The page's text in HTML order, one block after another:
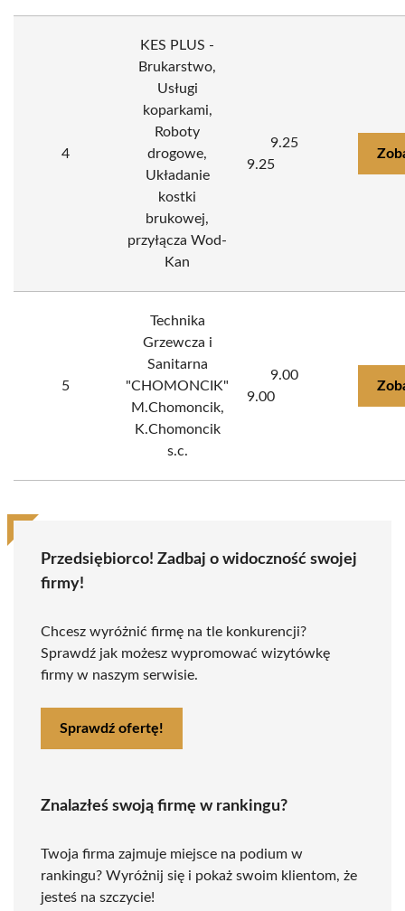
4
KES PLUS -
Brukarstwo,
Usługi
koparkami,
Roboty
drogowe,
Układanie
kostki
brukowej,
przyłącza Wod-
Kan
9.25
9.25
5
Technika
Grzewcza i
Sanitarna
"CHOMONCIK"
M.Chomoncik,
K.Chomoncik
s.c.
9.00
9.00
Przedsiębiorco! Zadbaj o widoczność swojej
firmy!
Chcesz wyróżnić firmę na tle konkurencji?
Sprawdź jak możesz wypromować wizytówkę
firmy w naszym serwisie.
Sprawdź ofertę!
Znalazłeś swoją firmę w rankingu?
Twoja firma zajmuje miejsce na podium w
rankingu? Wyróżnij się i pokaż swoim klientom, że
jesteś na szczycie!